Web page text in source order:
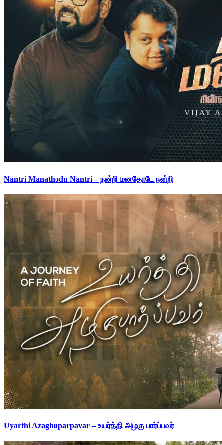
Nantri Manathodu Nantri – நன்றி மனதோடே நன்றி
Uyarthi Azaghuparpavar – உயர்த்தி அழகு பார்ப்பவர்